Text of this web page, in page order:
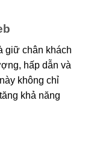
giữ chân khách
hấp dẫn và
không chỉ
khả năng